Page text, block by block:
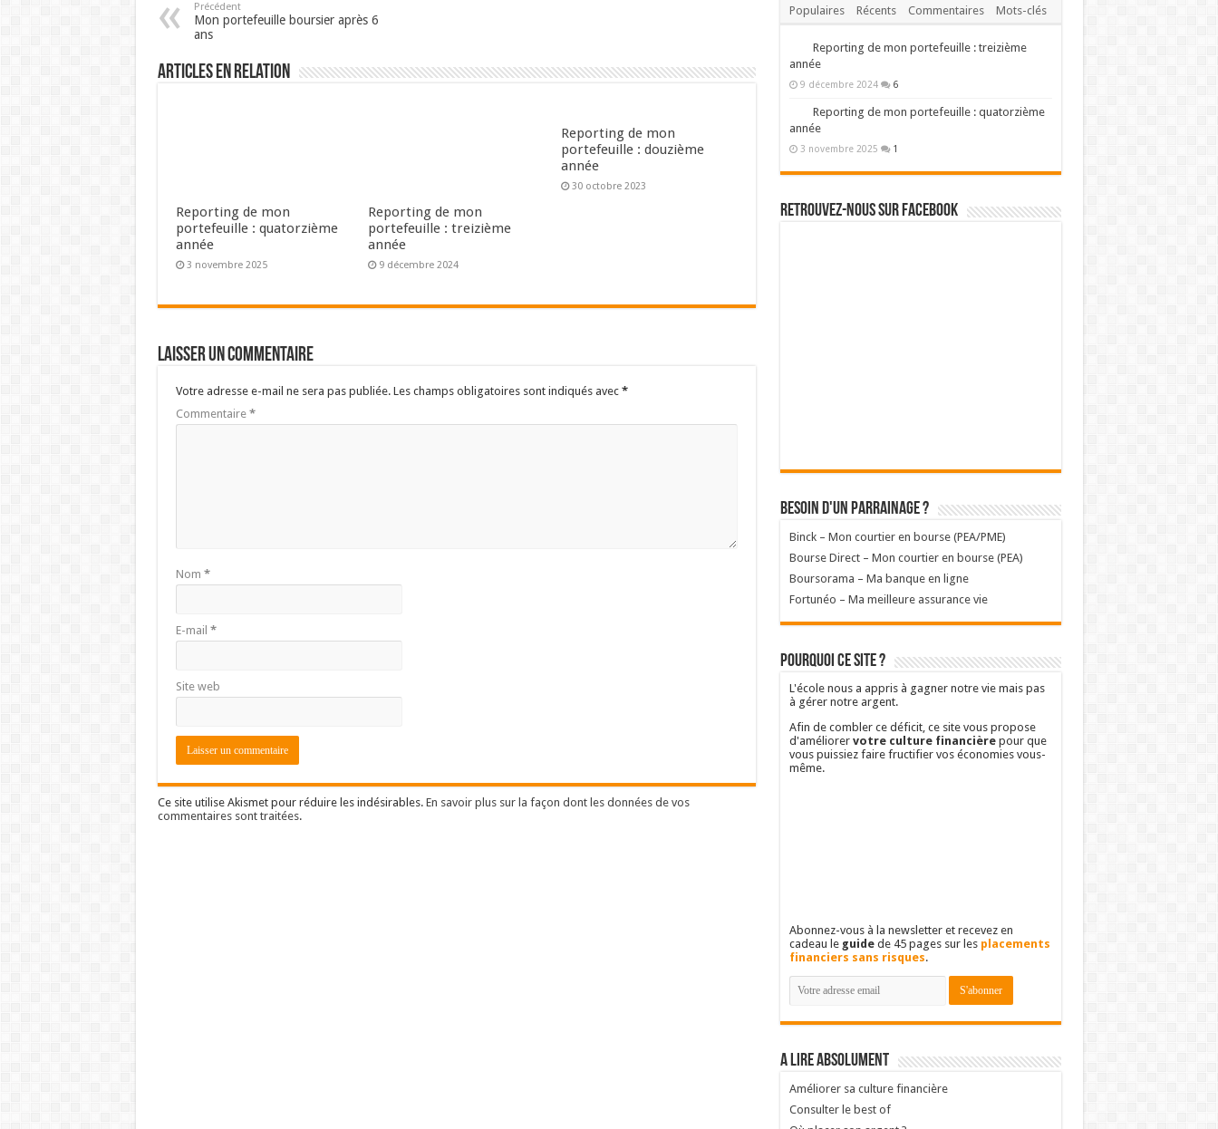
Précédent
Mon portefeuille boursier après 6
ans
Articles en relation
Reporting de mon
portefeuille : quatorzième
année
3 novembre 2025
Reporting de mon
portefeuille : treizième
année
9 décembre 2024
Reporting de mon
portefeuille : douzième
année
30 octobre 2023
Laisser un commentaire
Votre adresse e-mail ne sera pas publiée. Les champs obligatoires sont indiqués avec *
Commentaire *
Nom *
E-mail *
Site web
Ce site utilise Akismet pour réduire les indésirables. En savoir plus sur la façon dont les données de vos
commentaires sont traitées.
Populaires Récents Commentaires Mots-clés
Reporting de mon portefeuille : treizième
année
9 décembre 2024 6
Reporting de mon portefeuille : quatorzième
année
3 novembre 2025 1
Retrouvez-nous sur Facebook
Besoin d'un parrainage ?
Binck – Mon courtier en bourse (PEA/PME)
Bourse Direct – Mon courtier en bourse (PEA)
Boursorama – Ma banque en ligne
Fortunéo – Ma meilleure assurance vie
Pourquoi ce site ?
L'école nous a appris à gagner notre vie mais pas
à gérer notre argent.
Afin de combler ce déficit, ce site vous propose
d'améliorer votre culture financièrepour que
vous puissiez faire fructifier vos économies vous-
même.
Abonnez-vous à la newsletter et recevez en
cadeau le guidede 45 pages sur les placements
financiers sans risques.
A lire absolument
Améliorer sa culture financière
Consulter le best of